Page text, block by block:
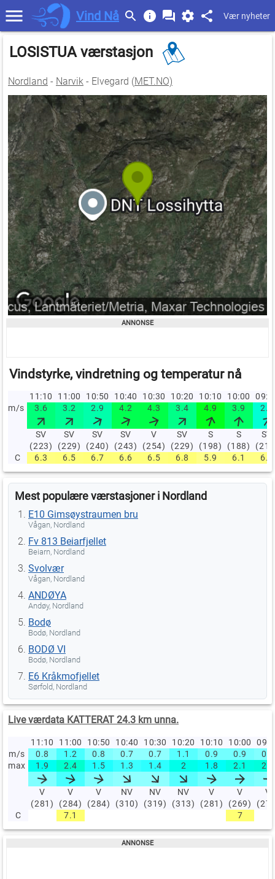
Vind Nå Vær nyheter
LOSISTUA værstasjon
Nordland - Narvik - Elvegard (MET.NO)
Vindstyrke, vindretning og temperatur nå
11:10 11:00 10:50 10:40 10:30 10:20 10:10 10:00
m/s
3.6 3.2 2.9 4.2 4.3 3.4 4.9 3.9 2.3
SV
(223)
SV
(229)
SV
(240)
SV
(243)
V
(254)
SV
(229)
S
(198)
S
(188)
SV
C
6.3 6.5 6.7 6.6 6.5 6.8 5.9 6.1 6.1
Mest populære værstasjoner i Nordland
E10 Gimsøystraumen bru
Vågan, Nordland
Fv 813 Beiarfjellet
Beiarn, Nordland
Svolvær
Vågan, Nordland
ANDØYA
Andøy, Nordland
Bodø
Bodø, Nordland
BODØ VI
Bodø, Nordland
E6 Kråkmofjellet
Sørfold, Nordland
Live værdata KATTERAT 24.3 km unna.
11:10 11:00 10:50 10:40 10:30 10:20 10:10 10:00
m/s
0.8 1.2 0.8 0.7 0.7 1.1 0.9 0.9
0.8
max
1.9 2.4 1.5 1.3 1.4 2 1.8 2.1 2.2
V
(281)
V
(284)
V
(284)
NV
(310)
NV
(319)
NV
(313)
V
(281)
V
(269)
V
C
7.1 7